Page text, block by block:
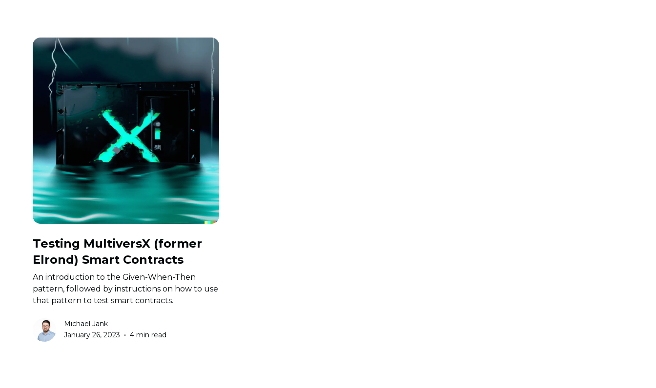
Testing MultiversX (former
Elrond) Smart Contracts
An introduction to the Given-When-Then
pattern, followed by instructions on how to use
that pattern to test smart contracts.
Michael Jank
January 26, 2023 • 4 min read